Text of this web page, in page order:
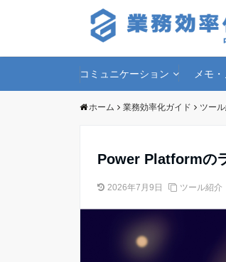
コミュニケーション メモ
ホーム 業務効率化ガイド ツー
Power Platformの
2026年7月9日 ツール紹介